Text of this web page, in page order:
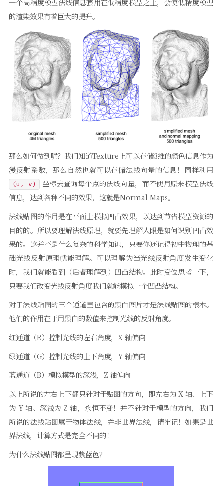
一个高精度模型法线信息套用在低精度模型之上，会使低精度模型
的渲染效果有着巨大的提升。
那么如何做到呢？我们知道Texture上可以存储3维的颜色信息作为
漫反射系数，那么自然也就可以存储法线向量的信息！同样利用
(u, v)
坐标去查询每个点的法线向量，而不使用原来模型法线
信息，达到各种不同的效果，这就是Normal Maps。
法线贴图的作用是在平面上模拟凹凸效果，以达到节省模型资源的
目的的。所以要理解法线原理，就要先理解人眼是如何识别凹凸效
果的。这并不是什么复杂的科学知识，只要你还记得初中物理的基
础光线反射原理就能理解。可以理解为当光线反射角度发生变化
时，我们就能看到（后者理解到）凹凸结构。此时变位思考一下，
只要我们改变光线反射角度我们就能模拟一个凹凸结构。
对于法线贴图的三个通道里包含的黑白图片才是法线贴图的根本。
他们的作用在于用黑白的数值来控制光线的反射角度。
红通道（R）控制光线的左右角度，X 轴偏向
绿通道（G）控制光线的上下角度，Y 轴偏向
蓝通道（B）模拟模型的深浅，Z 轴偏向
以上所说的左右上下都只针对于贴图的方向，即左右为 X 轴、上下
为 Y 轴、深浅为 Z 轴，永恒不变！并不针对于模型的方向，我们
所说的法线贴图属于物体法线，并非世界法线，请牢记！如果是世
界法线，计算方式是完全不同的！
为什么法线贴图都呈现紫蓝色？